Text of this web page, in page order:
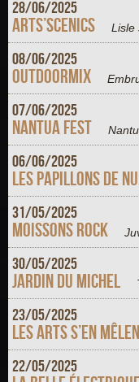
28/06/2025
Arts’scenics Lisle
08/06/2025
Outdoormix
07/06/2025
Nantua Fest
06/06/2025
Les Papillons de
31/05/2025
Moissons Rock
30/05/2025
Jardin du Michel
23/05/2025
Les Arts s’en
22/05/2025